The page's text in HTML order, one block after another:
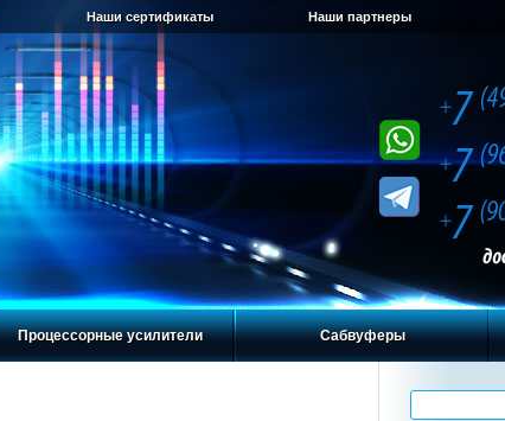
Наши сертификаты Наши партнеры
Процессорные усилители Сабвуферы